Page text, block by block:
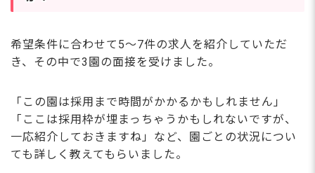
希望条件に合わせて5〜7件の求人を紹介していただ
き、その中で3園の面接を受けました。
「この園は採用まで時間がかかるかもしれません」
「ここは採用枠が埋まっちゃうかもしれないですが、
一応紹介しておきますね」など、園ごとの状況につい
ても詳しく教えてもらいました。